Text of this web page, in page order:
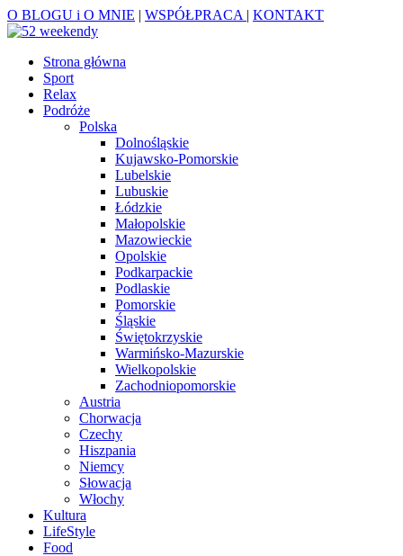
O BLOGU i O MNIE | WSPÓŁPRACA | KONTAKT
Strona główna
Sport
Relax
Podróże
Polska
Dolnośląskie
Kujawsko-Pomorskie
Lubelskie
Lubuskie
Łódzkie
Małopolskie
Mazowieckie
Opolskie
Podkarpackie
Podlaskie
Pomorskie
Śląskie
Świętokrzyskie
Warmińsko-Mazurskie
Wielkopolskie
Zachodniopomorskie
Austria
Chorwacja
Czechy
Hiszpania
Niemcy
Słowacja
Włochy
Kultura
LifeStyle
Food